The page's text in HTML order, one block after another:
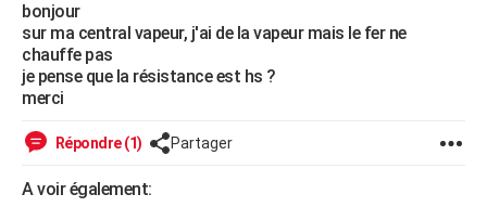
Essais
Réserver un essai
Citadines
Berlines
SUV
Forum auto
+HIGH-TECH
Mobiles
Meilleur smartphone
Internet
Ordinateurs
Jeux vidéo
Guide high-tech
+BRICOLAGE
Forum
Aménagement intérieur
Extérieur
Cuisine
Salle de bains
Jardinage
Rangement
Guides de France
Escapades
Patrimoine
Expositions
Musées
Week-end nature
Art de vivre
Bien-être
Loisirs
Mode
Modes de vie
bonjour
sur ma central vapeur, j'ai de la vapeur mais le fer ne
chauffe pas
je pense que la résistance est hs ?
merci
Répondre (1) Partager
A voir également: